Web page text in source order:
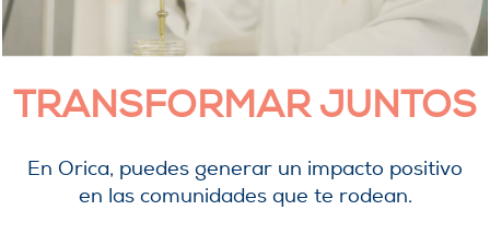
TRANSFORMAR JUNTOS
En Orica, puedes generar un impacto positivo
en las comunidades que te rodean.